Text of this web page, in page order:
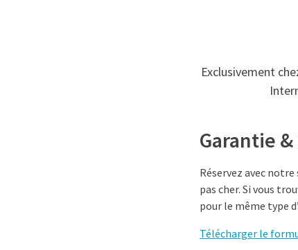
Exclusivement
Garantie
Réservez avec
pas cher. Si vous
pour le même type
Télécharger le